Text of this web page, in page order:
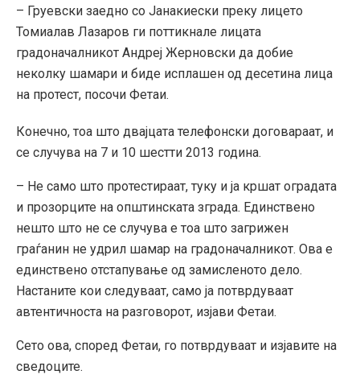
– Груевски заедно со Јанакиески преку лицето
Томиалав Лазаров ги поттикнале лицата
градоначалникот Андреј Жерновски да добие
неколку шамари и биде исплашен од десетина лица
на протест, посочи Фетаи.
Конечно, тоа што двајцата телефонски договараат, и
се случува на 7 и 10 шестти 2013 година.
– Не само што протестираат, туку и ја кршат оградата
и прозорците на општинската зграда. Единствено
нешто што не се случува е тоа што загрижен
граѓанин не удрил шамар на градоначалникот. Ова е
единствено отстапување од замисленото дело.
Настаните кои следуваат, само ја потврдуваат
автентичноста на разговорот, изјави Фетаи.
Сето ова, според Фетаи, го потврдуваат и изјавите на
сведоците.